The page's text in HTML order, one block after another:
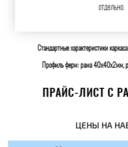
отдельно.
Стандартные характеристики
Профиль ферм: рама 40х40х2мм,
ПРАЙС-ЛИСТ С
ЦЕНЫ НА